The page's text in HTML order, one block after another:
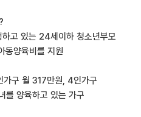
고 있는 24세이하 청소년부모
동양육비를 지원
구 월 317만원, 4인가구
를 양육하고 있는 가구